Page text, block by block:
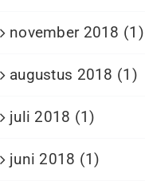
november 2018 (1)
augustus 2018 (1)
juli 2018 (1)
juni 2018 (1)